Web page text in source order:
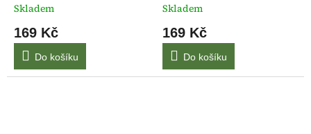
Skladem
169 Kč
Do košíku
Skladem
169 Kč
Do košíku